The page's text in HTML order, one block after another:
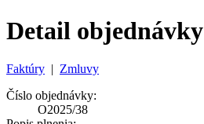
Detail
Faktúry | Zmluvy
Číslo objednávky:
O2025/38